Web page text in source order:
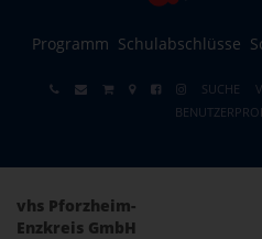
Programm Schulabschlüsse
SUCHE
vhs Pforzheim-
Enzkreis GmbH